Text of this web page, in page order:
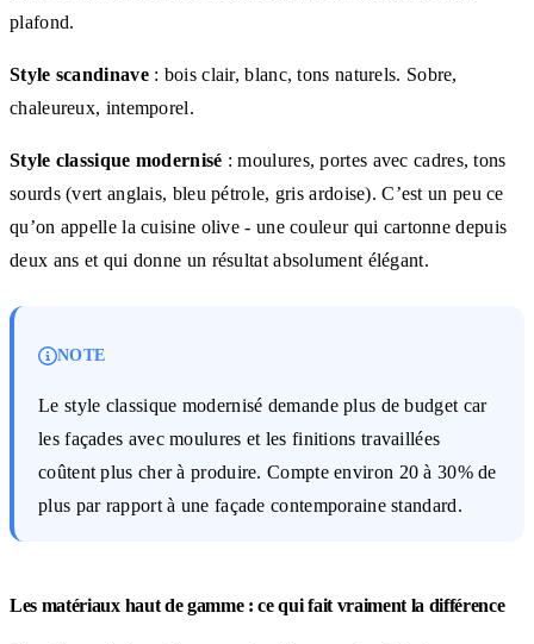
plafond.
Style scandinave: bois clair, blanc, tons naturels. Sobre,
chaleureux, intemporel.
Style classique modernisé : moulures, portes avec cadres, tons
sourds (vert anglais, bleu pétrole, gris ardoise). C’est un peu ce
qu’on appelle la cuisine olive - une couleur qui cartonne depuis
deux ans et qui donne un résultat absolument élégant.
NOTE
Le style classique modernisé demande plus de budget car
les façades avec moulures et les finitions travaillées
coûtent plus cher à produire. Compte environ 20 à 30% de
plus par rapport à une façade contemporaine standard.
Les matériaux haut de gamme : ce qui fait vraiment la différence